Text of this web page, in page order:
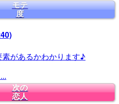
モテ
度
があるかわかります♪
...
次の
恋人